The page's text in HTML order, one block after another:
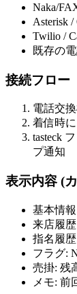
Naka/
Asterisk
Twilio /
既存の
接続フロー
電話交
着信時に
tasteck
プ通知
表示内容 (
基本情
来店履
指名履
フラグ:
売掛: 残
メモ: 前